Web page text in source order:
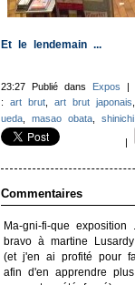
Et le lendemain ...
23:27 Publié dans Expos |
: art brut, art brut japonais
ueda, masao obata,
|
Commentaires
Ma-gni-fi-que exposition
bravo à martine
(et j'en ai profité pour
afin d'en apprendre